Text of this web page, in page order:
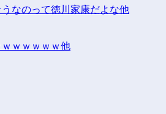
なのって徳川家康だよな他
ｗｗｗｗｗ他